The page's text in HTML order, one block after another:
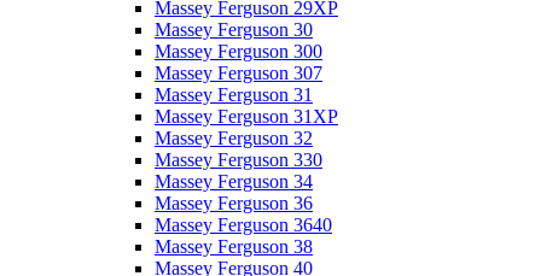
Massey Ferguson 29XP
Massey Ferguson 30
Massey Ferguson 300
Massey Ferguson 307
Massey Ferguson 31
Massey Ferguson 31XP
Massey Ferguson 32
Massey Ferguson 330
Massey Ferguson 34
Massey Ferguson 36
Massey Ferguson 3640
Massey Ferguson 38
Massey Ferguson 40